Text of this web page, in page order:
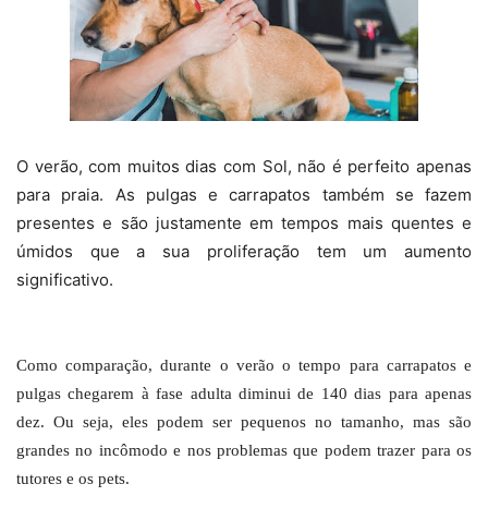
O verão, com muitos dias com Sol, não é perfeito apenas
para praia. As pulgas e carrapatos também se fazem
presentes e são justamente em tempos mais quentes e
úmidos que a sua proliferação tem um aumento
significativo.
Como comparação, durante o verão o tempo para carrapatos e
pulgas chegarem à fase adulta diminui de 140 dias para apenas
dez. Ou seja, eles podem ser pequenos no tamanho, mas são
grandes no incômodo e nos problemas que podem trazer para os
tutores e os pets.